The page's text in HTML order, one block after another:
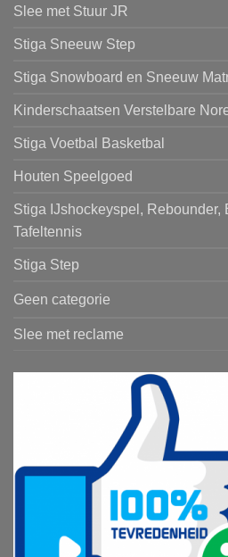
Slee met Stuur JR
Stiga Sneeuw Step
Stiga Snowboard en Sneeuw
Kinderschaatsen Verstelbare
Stiga Voetbal Basketbal
Houten Speelgoed
Stiga IJshockeyspel, Rebounder,
Tafeltennis
Stiga Step
Geen categorie
Slee met reclame